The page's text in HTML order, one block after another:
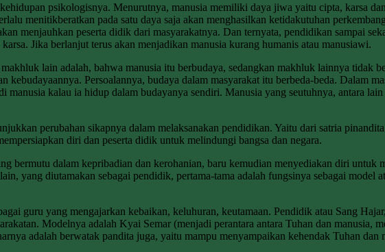
psikologisnya. Menurutnya, manusia memiliki daya jiwa yaitu cipta, karsa
menitikberatkan pada satu daya saja akan menghasilkan ketidakutuhan
menjauhkan peserta didik dari masyarakatnya. Dan ternyata, pendidikan sampai
Jika berlanjut terus akan menjadikan manusia kurang humanis atau manusiawi.
lain adalah, bahwa manusia itu berbudaya, sedangkan makhluk lainnya tidak
kebudayaannya. Persoalannya, budaya dalam masyarakat itu berbeda-beda. Dalam
kalau ia hidup dalam budayanya sendiri. Manusia yang seutuhnya, antara
perubahan sikapnya dalam melaksanakan pendidikan. Yaitu dari satria
diri dan peserta didik untuk melindungi bangsa dan negara.
bermutu dalam kepribadian dan kerohanian, baru kemudian menyediakan diri untuk
yang diutamakan sebagai pendidik, pertama-tama adalah fungsinya sebagai model
guru yang mengajarkan kebaikan, keluhuran, keutamaan. Pendidik atau Sang
Modelnya adalah Kyai Semar (menjadi perantara antara Tuhan dan manusia,
adalah berwatak pandita juga, yaitu mampu menyampaikan kehendak Tuhan dan